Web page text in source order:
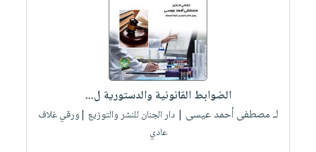
الضوابط القانونية والدستورية ل...
لـ مصطفى أحمد عيسى | دار الجنان للنشر والتوزيع |ورقي غلاف
عادي